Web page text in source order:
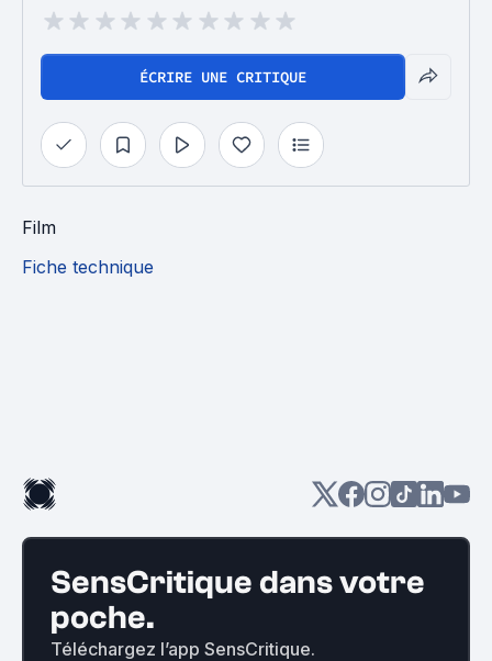
ÉCRIRE UNE CRITIQUE
Film
Fiche technique
SensCritique dans votre
poche.
Téléchargez l’app SensCritique.